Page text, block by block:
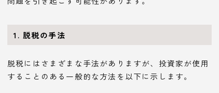
1. 脱税の手法
脱税にはさまざまな手法がありますが、投資家が使用
することのある一般的な方法を以下に示します。